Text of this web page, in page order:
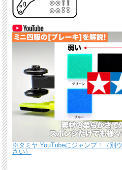
※タミヤ YouTubeにジャンプ！（別
さい）